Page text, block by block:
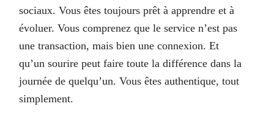
sociaux. Vous êtes toujours prêt à apprendre et à
évoluer. Vous comprenez que le service n’est pas
une transaction, mais bien une connexion. Et
qu’un sourire peut faire toute la différence dans la
journée de quelqu’un. Vous êtes authentique, tout
simplement.